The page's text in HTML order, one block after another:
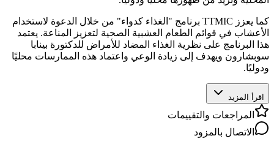
كما يعزز TTMIC برنامج "الغذاء كدواء" من خلال الدعوة لاستخدام
الأعشاب في قوائم الطعام العشبية الصحية لتعزيز المناعة. يعتمد
هذا البرنامج على نظرية الغذاء المضاد للأمراض للدكتورة بينابا
سوبشارون ويهدف إلى زيادة الوعي واعتماد هذه الممارسات محليًا
ودوليًا.
اقرأ المزيد
المراجعات والتقييمات
الاتصال بالمزود